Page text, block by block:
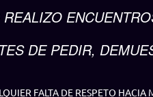
DE PEDIR,
FALTA DE RESPETO